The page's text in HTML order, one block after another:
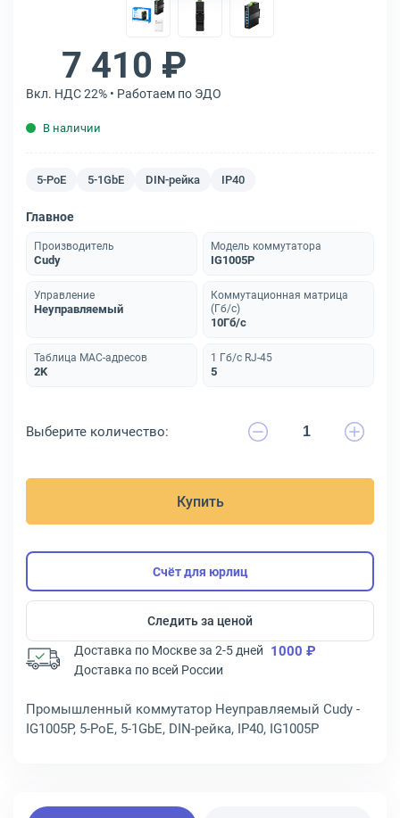
7 410 ₽
Вкл. НДС 22% • Работаем по ЭДО
В наличии
5-PoE 5-1GbE DIN-рейка IP40
Главное
Производитель
Cudy
Модель коммутатора
IG1005P
Управление
Неуправляемый
Коммутационная матрица
(Гб/с)
10Гб/с
Таблица MAC-адресов
2K
1 Гб/с RJ-45
5
Выберите количество:
Купить
Счёт для юрлиц
Следить за ценой
Доставка по Москве за 2-5 дней 1000 ₽
Доставка по всей России
Промышленный коммутатор Неуправляемый Cudy -
IG1005P, 5-PoE, 5-1GbE, DIN-рейка, IP40, IG1005P